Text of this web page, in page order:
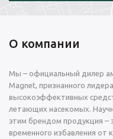
О компании
Мы – официальный дилер
Magnet, признанного
высокоэффективных
летающих насекомых.
этим брендом продукция –
временного избавления